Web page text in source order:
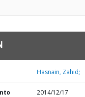
Hasnain, Zahid;
2014/12/17